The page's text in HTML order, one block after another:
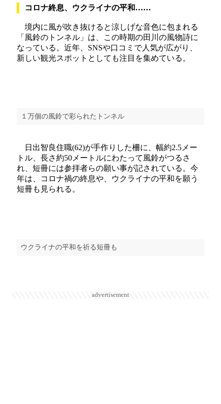
コロナ終息、ウクライナの平和……
境内に風が吹き抜けると涼しげな音色に包まれる
「風鈴のトンネル」は、この時期の田川の風物詩に
なっている。近年、SNSや口コミで人気が広がり、
新しい観光スポットとしても注目を集めている。
１万個の風鈴で彩られたトンネル
日出智良住職(62)が手作りした柵に、幅約2.5メー
トル、長さ約50メートルにわたって風鈴がつるさ
れ、短冊には参拝者らの願い事が記されている。今
年は、コロナ禍の終息や、ウクライナの平和を願う
短冊も見られる。
ウクライナの平和を祈る短冊も
advertisement